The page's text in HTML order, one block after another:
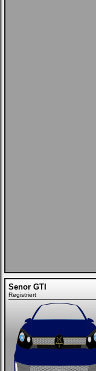
Senor GTI
Registriert